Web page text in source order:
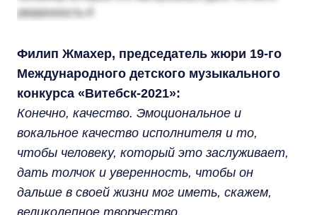
Филип Жмахер, председатель жюри 19-го
Международного детского музыкального
конкурса «Витебск-2021»:
Конечно, качество. Эмоциональное и
вокальное качество исполнителя и то,
чтобы человеку, который это заслуживает,
дать толчок и уверенность, чтобы он
дальше в своей жизни мог иметь, скажем,
великолепное творчество.